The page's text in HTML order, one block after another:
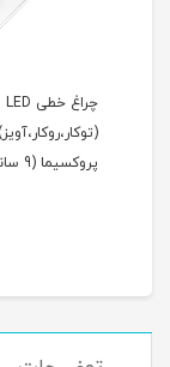
چراغ خطی LED
پروکسیما (9 سانت) گلنور